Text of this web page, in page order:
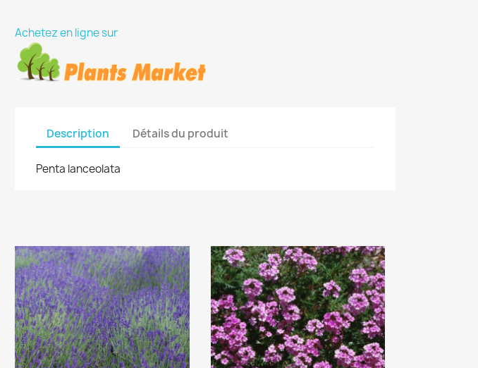
Achetez en ligne sur
Description Détails du produit
Penta lanceolata